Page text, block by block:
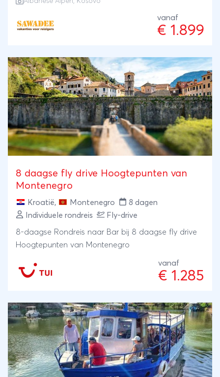
de Peaks of the Balkan trail. En wat voor decor! We
overnachten voornamelijk in guesthouses, gerund
door lokale families, midden in de bergen. We
ontbijten en dineren daar ook met lokale producten.
3 nachten slapen we in comfortabele hotels, zo kom
je helemaal bij van een prachtige, maar pittige reis.
vanaf
€ 1.899
8 daagse fly drive Hoogtepunten van
Montenegro
Kroatië, Montenegro
8 dagen
Individuele rondreis
Fly-drive
8-daagse Rondreis naar Bar bij 8 daagse fly drive
Hoogtepunten van Montenegro
vanaf
€ 1.285